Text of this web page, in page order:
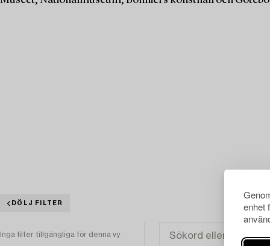
enhet
DÖLJ FILTER
Inga filter tillgängliga för denna vy